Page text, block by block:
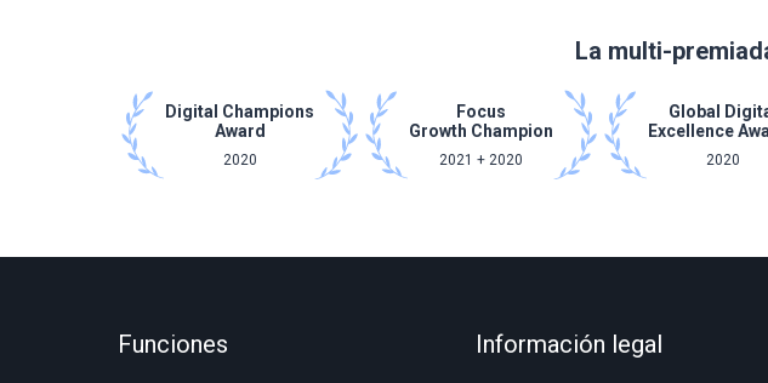
La multi-
Digital Champions
Award
2020
Focus
Growth Champion
2021 + 2020
Global
Excellence
2020
Funciones Información legal